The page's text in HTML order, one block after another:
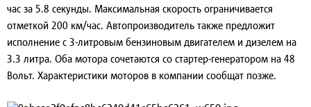
час за 5.8 секунды. Максимальная скорость ограничивается
отметкой 200 км/час. Автопроизводитель также предложит
исполнение с 3-литровым бензиновым двигателем и дизелем на
3.3 литра. Оба мотора сочетаются со стартер-генератором на 48
Вольт. Характеристики моторов в компании сообщат позже.